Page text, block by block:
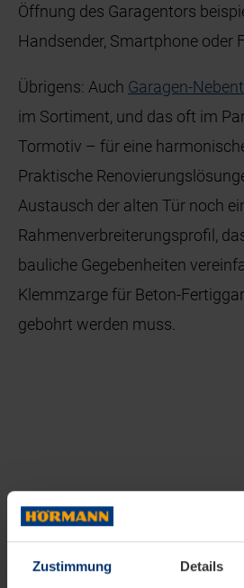
Zustimmung Details
Öffnung des Garagentors
Handsender, Smartphone oder
Übrigens: Auch Garagen-
im Sortiment, und das oft im
Tormotiv – für eine
Praktische
Austausch der alten Tür noch
Rahmenverbreiterungsprofil,
bauliche Gegebenheiten
Klemmzarge für Beton-
gebohrt werden muss.